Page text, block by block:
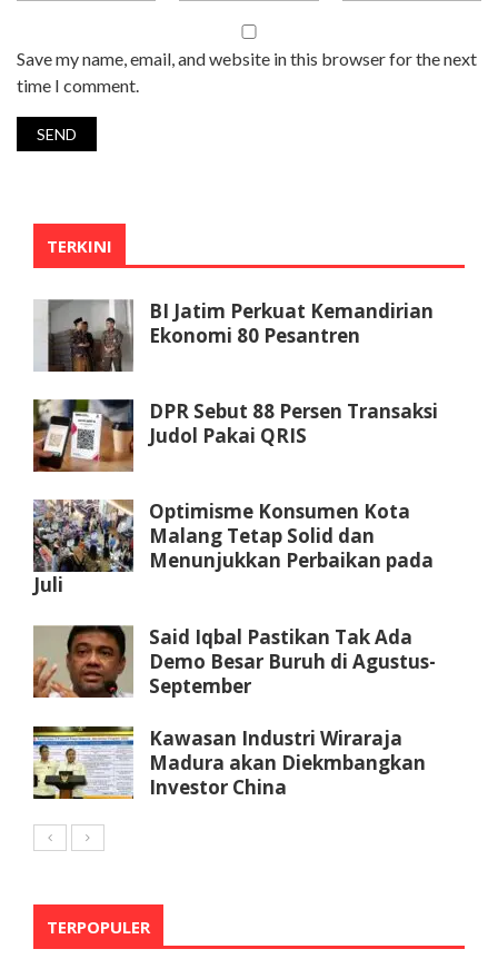
Save my name, email, and website in this browser for the next
time I comment.
TERKINI
BI Jatim Perkuat Kemandirian
Ekonomi 80 Pesantren
DPR Sebut 88 Persen Transaksi
Judol Pakai QRIS
Optimisme Konsumen Kota
Malang Tetap Solid dan
Menunjukkan Perbaikan pada
Juli
Said Iqbal Pastikan Tak Ada
Demo Besar Buruh di Agustus-
September
Kawasan Industri Wiraraja
Madura akan Diekmbangkan
Investor China
TERPOPULER